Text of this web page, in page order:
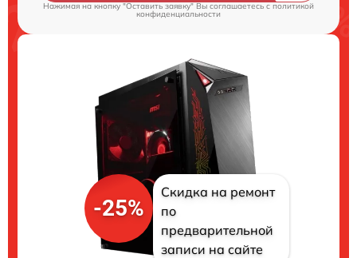
Нажимая на кнопку "Оставить заявку" Вы соглашаетесь cполитикой
конфиденциальности
-25%
Скидка на ремонт
по
предварительной
записи на сайте